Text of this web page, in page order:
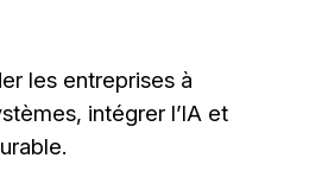
les entreprises à
intégrer l’IA et